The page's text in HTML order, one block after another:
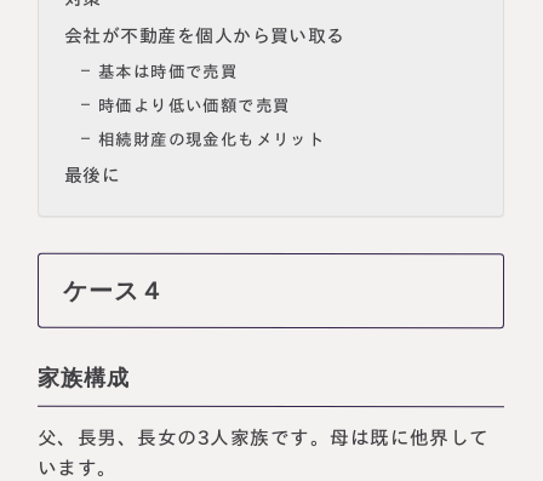
知県名古屋市中村区名駅三丁目28
名古屋ビルヂング25階
埼玉県さいたま市大宮区桜木町一丁目
会社が不動産を個人から買い取る
基本は時価で売買
時価より低い価額で売買
相続財産の現金化もメリット
最後に
ケース４
家族構成
父、長男、長女の3人家族です。母は既に他界して
います。